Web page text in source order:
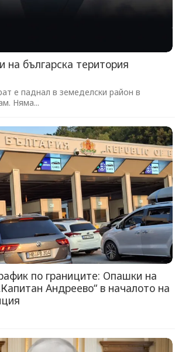
на българска територия
е паднал в земеделски район в
Няма...
по границите: Опашки на
Андреево“ в началото на